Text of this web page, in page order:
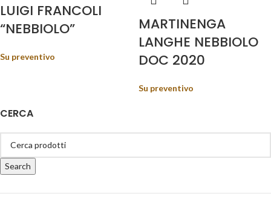
CERCA
Search
LUIGI FRANCOLI
“NEBBIOLO”
Su preventivo
MARTINENGA
LANGHE NEBBIOLO
DOC 2020
Su preventivo